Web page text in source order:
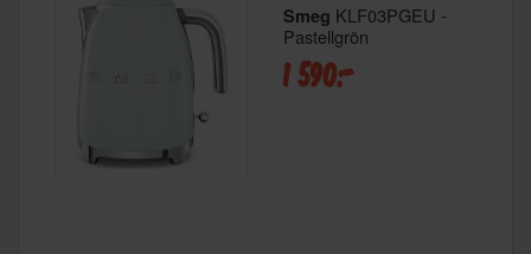
Smeg KLF03PGEU -
Pastellgrön
1 590:-